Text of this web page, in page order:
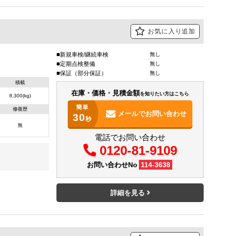
お気に入り追加
積載
8,300(kg)
修復歴
無
新規車検/継続車検 無し
定期点検整備 無し
保証（部分保証） 無し
在庫・価格・見積金額を知りたい方はこちら
簡単
30秒
メールでお問い合わせ
電話でお問い合わせ
0120-81-9109
お問い合わせNo 114-3638
詳細を見る